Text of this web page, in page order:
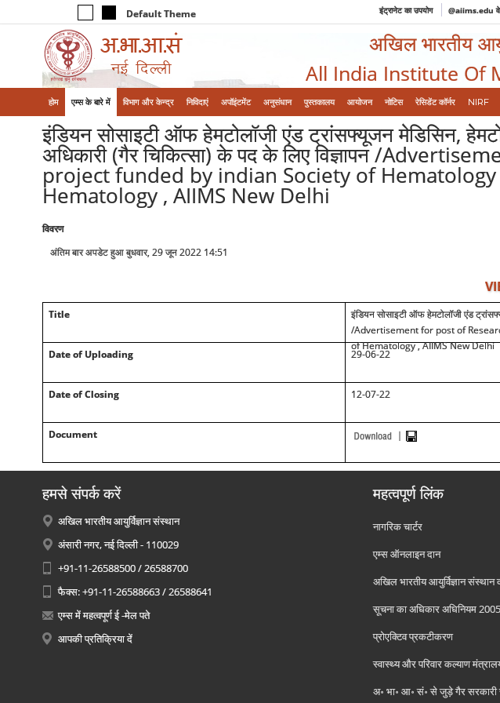
Default Theme इंट्रानेट का उपयोग @aiims.edu
अखिल भारतीय
All India Institute Of
होम एम्‍स के बारे में विभाग और केन्‍द्र निविदाएं अपॉइंटमेंट अनुसंधान पुस्तकालय आयोजन नोटिस रेसिडेंट कॉर्नर NIRF
इंडियन सोसाइटी ऑफ हेमटोलॉजी एंड ट्रांसफ्यूजन मेडिसिन,
अधिकारी (गैर चिकित्सा) के पद के लिए विज्ञापन /
project funded by indian Society of
Hematology , AIIMS New Delhi
विवरण
अंतिम बार अपडेट हुआ बुधवार, 29 जून 2022 14:51
Title
इंडियन सोसाइटी ऑफ हेमटोलॉजी एंड
/Advertisement for post of
of Hematology , AIIMS New Delhi
Date of Uploading 29-06-22
Date of Closing 12-07-22
Document
हमसे संपर्क करें
अखिल भारतीय आयुर्विज्ञान संस्थान
अंसारी नगर, नई दिल्ली - 110029
+91-11-26588500 / 26588700
फैक्स: +91-11-26588663 / 26588641
एम्स में महत्वपूर्ण ई -मेल पते
आपकी प्रतिक्रिया दें
महत्वपूर्ण लिंक
नागरिक चार्टर
एम्स ऑनलाइन दान
अखिल भारतीय आयुर्विज्ञान संस्थान
सूचना का अधिकार अधिनियम 2005
प्रोएक्टिव प्रकटीकरण
स्वास्थ्य और परिवार कल्याण
अ॰ भा॰ आ॰ सं॰ से जुड़े गैर